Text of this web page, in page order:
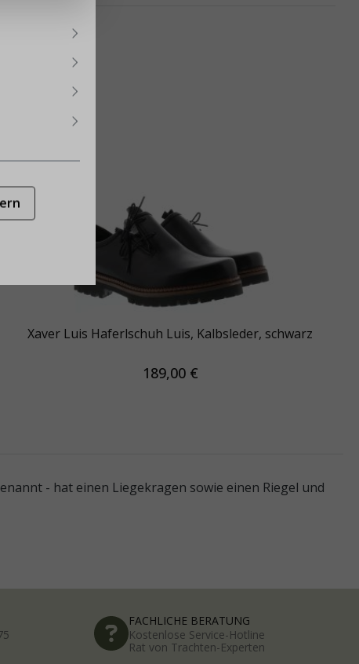
Xaver Luis Haferlschuh Luis, Kalbsleder, schwarz
189,00 €
- hat einen Liegekragen sowie einen Riegel und
FACHLICHE BERATUNG
Kostenlose Service-Hotline
Rat von Trachten-Experten